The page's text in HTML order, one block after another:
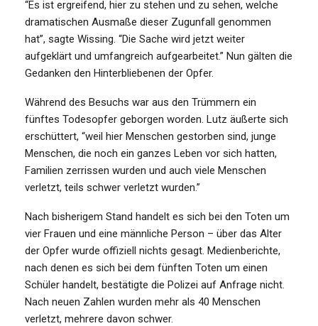
“Es ist ergreifend, hier zu stehen und zu sehen, welche
dramatischen Ausmaße dieser Zugunfall genommen
hat”, sagte Wissing. “Die Sache wird jetzt weiter
aufgeklärt und umfangreich aufgearbeitet.” Nun gälten die
Gedanken den Hinterbliebenen der Opfer.
Während des Besuchs war aus den Trümmern ein
fünftes Todesopfer geborgen worden. Lutz äußerte sich
erschüttert, “weil hier Menschen gestorben sind, junge
Menschen, die noch ein ganzes Leben vor sich hatten,
Familien zerrissen wurden und auch viele Menschen
verletzt, teils schwer verletzt wurden.”
Nach bisherigem Stand handelt es sich bei den Toten um
vier Frauen und eine männliche Person – über das Alter
der Opfer wurde offiziell nichts gesagt. Medienberichte,
nach denen es sich bei dem fünften Toten um einen
Schüler handelt, bestätigte die Polizei auf Anfrage nicht.
Nach neuen Zahlen wurden mehr als 40 Menschen
verletzt, mehrere davon schwer.